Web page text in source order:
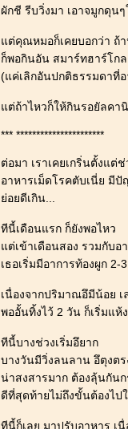
ผักชี รีบวิ่งมา เอาจมูกดุน
ต่คุณหมอก็เคยบอกว่า ถ้า
ก็พอกินอัน สมาร์ทฮาร์โก
(แค่เลิกอันปกติธรรมดาที่อ
ต่ถ้าไหวก็ให้กินรอยัลคา
*** **********************
ต่อมา เราเคยเกริ่นตั้งแต่
อาหารเม็ดโรคตับเนี่ย มี
่อยดีเกิน...
ทีนี้เดือนแรก ก็ยังพอไหว
ต่เข้าเดือนสอง รวมกับอ
เธอเริ่มมีอาการท้องผูก 2-
เนื่องจากปริมาณอึมีน้อย
พออั้นทิ้งไว้ 2 วัน ก็เริ่มแห้
ทีนี้บางช่วงเริ่มอึยาก
บางวันมีวิ่งลนลาน อึตุงตร
น่าสงสารมาก ต้องลุ้นกัน
ดีที่สุดท้ายไม่ถึงขั้นต้องไ
ทีนี้ก็เลย มาปรับอาหาร เ